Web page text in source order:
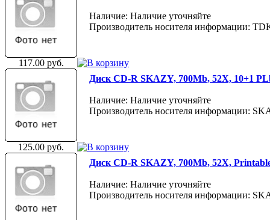
Наличие: Наличие уточняйте
Производитель носителя информации:
117.00 руб.
Диск CD-R SKAZY, 700Mb, 52X, 10+1
Наличие: Наличие уточняйте
Производитель носителя информации:
125.00 руб.
Диск CD-R SKAZY, 700Mb, 52X,
Наличие: Наличие уточняйте
Производитель носителя информации: